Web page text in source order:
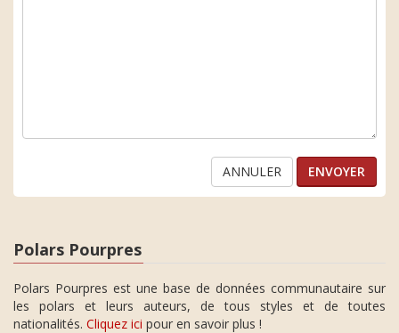
ANNULER
Polars Pourpres
Polars Pourpres est une base de données communautaire sur
les polars et leurs auteurs, de tous styles et de toutes
nationalités. Cliquez ici pour en savoir plus !